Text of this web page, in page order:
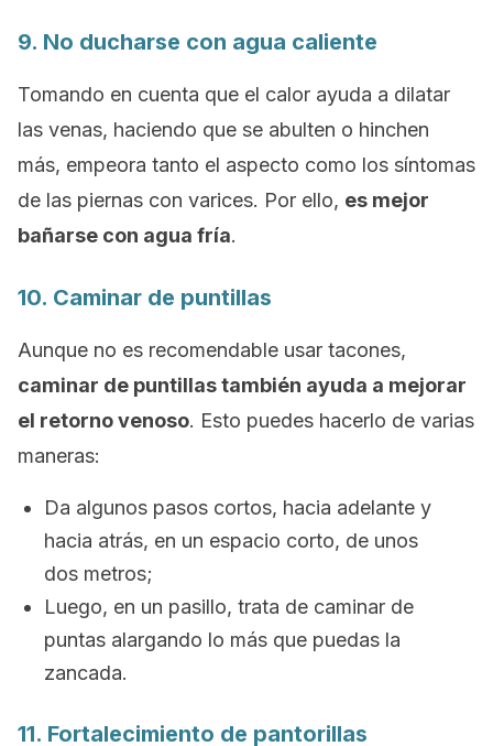
9. No ducharse con agua caliente
Tomando en cuenta que el calor ayuda a dilatar
las venas, haciendo que se abulten o hinchen
más, empeora tanto el aspecto como los síntomas
de las piernas con varices. Por ello, es mejor
bañarse con agua fría.
10. Caminar de puntillas
Aunque no es recomendable usar tacones,
caminar de puntillas también ayuda a mejorar
el retorno venoso. Esto puedes hacerlo de varias
maneras:
Da algunos pasos cortos, hacia adelante y
hacia atrás, en un espacio corto, de unos
dos metros;
Luego, en un pasillo, trata de caminar de
puntas alargando lo más que puedas la
zancada.
11. Fortalecimiento de pantorillas